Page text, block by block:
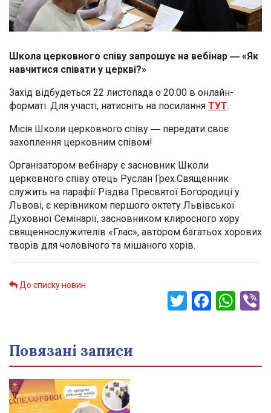
Школа церковного співу запрошує на вебінар ― «Як
навчитися співати у церкві?»
Захід відбудеться 22 листопада о 20:00 в онлайн-
форматі. Для участі, натисніть на посилання ТУТ.
Місія Школи церковного співу ― передати своє
захоплення церковним співом!
Організатором вебінару є засновник Школи
церковного співу отець Руслан Грех.Священник
служить на парафії Різдва Пресвятої Богородиці у
Львові, є керівником першого октету Львівської
Духовної Семінарії, засновником клиросного хору
священнослужителів «Глас», автором багатьох хорових
творів для чоловічого та мішаного хорів.
До списку новин
Twitter
Повязані записи